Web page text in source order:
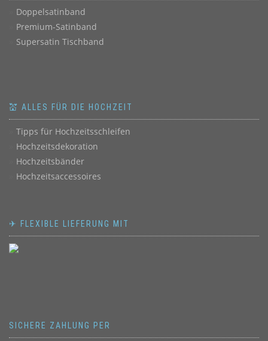
Doppelsatinband
Premium-Satinband
Supersatin Tischband
💒 ALLES FÜR DIE HOCHZEIT
Tipps für Hochzeitsschleifen
Hochzeitsdekoration
Hochzeitsbänder
Hochzeitsaccessoires
✈ FLEXIBLE LIEFERUNG MIT
SICHERE ZAHLUNG PER